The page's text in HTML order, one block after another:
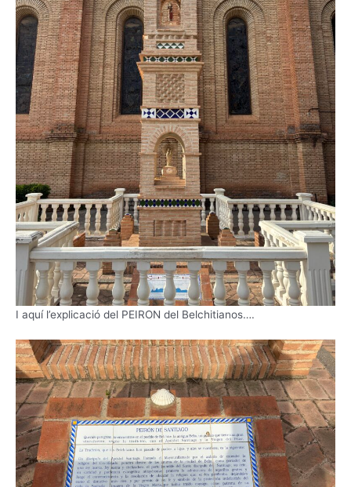
I aquí l’explicació del PEIRON del Belchitianos….